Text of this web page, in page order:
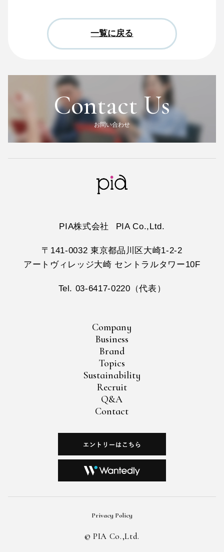
一覧に戻る
Contact Us
お問い合わせ
PIA株式会社 PIA Co.,Ltd.
〒141-0032 東京都品川区大崎1-2-2
アートヴィレッジ大崎 セントラルタワー10F
Tel. 03-6417-0220（代表）
Company
Business
Brand
Topics
Sustainability
Recruit
Q&A
Contact
Privacy Policy
©︎ PIA Co.,Ltd.